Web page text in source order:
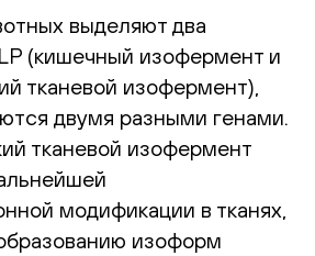
выделяют два
(кишечный изофермент и
тканевой изофермент),
двумя разными генами.
тканевой изофермент
модификации в тканях,
изоформ